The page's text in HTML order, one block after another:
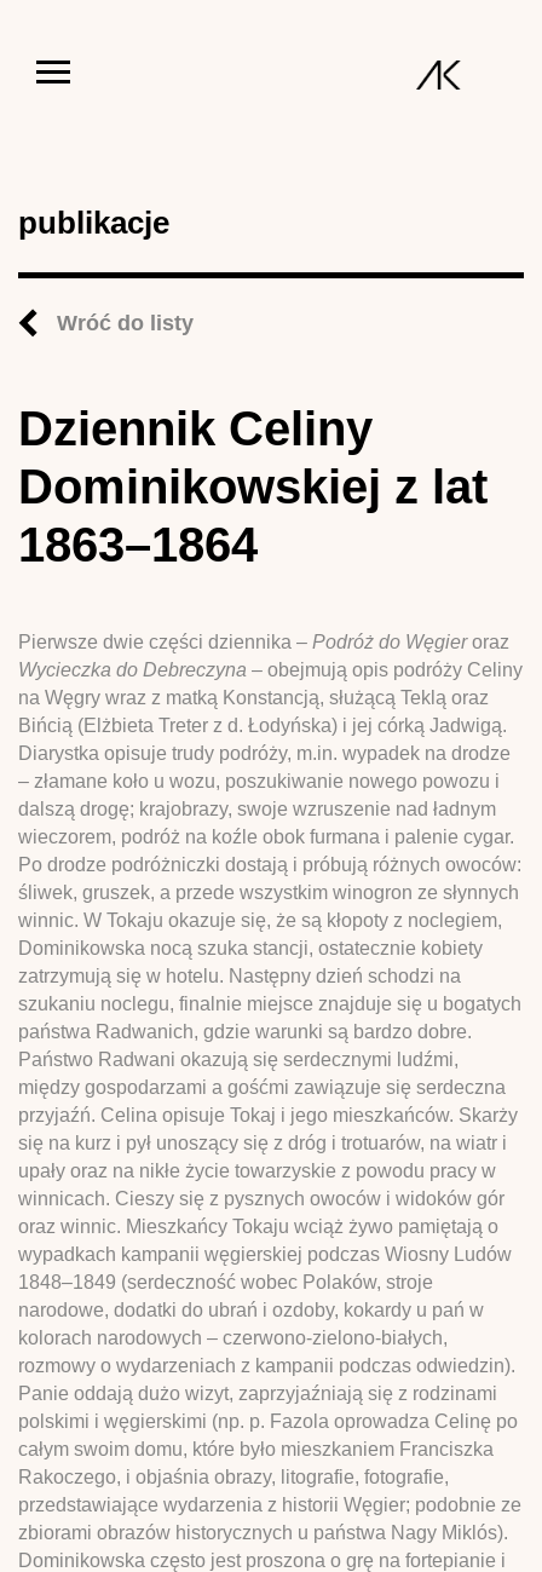
publikacje
Wróć do listy
Dziennik Celiny
Dominikowskiej z lat
1863–1864
Pierwsze dwie części dziennika – Podróż do Węgieroraz
Wycieczka do Debreczyna – obejmują opis podróży Celiny
na Węgry wraz z matką Konstancją, służącą Teklą oraz
Bińcią (Elżbieta Treter z d. Łodyńska) i jej córką Jadwigą.
Diarystka opisuje trudy podróży, m.in. wypadek na drodze
– złamane koło u wozu, poszukiwanie nowego powozu i
dalszą drogę; krajobrazy, swoje wzruszenie nad ładnym
wieczorem, podróż na koźle obok furmana i palenie cygar.
Po drodze podróżniczki dostają i próbują różnych owoców:
śliwek, gruszek, a przede wszystkim winogron ze słynnych
winnic. W Tokaju okazuje się, że są kłopoty z noclegiem,
Dominikowska nocą szuka stancji, ostatecznie kobiety
zatrzymują się w hotelu. Następny dzień schodzi na
szukaniu noclegu, finalnie miejsce znajduje się u bogatych
państwa Radwanich, gdzie warunki są bardzo dobre.
Państwo Radwani okazują się serdecznymi ludźmi,
między gospodarzami a gośćmi zawiązuje się serdeczna
przyjaźń. Celina opisuje Tokaj i jego mieszkańców. Skarży
się na kurz i pył unoszący się z dróg i trotuarów, na wiatr i
upały oraz na nikłe życie towarzyskie z powodu pracy w
winnicach. Cieszy się z pysznych owoców i widoków gór
oraz winnic. Mieszkańcy Tokaju wciąż żywo pamiętają o
wypadkach kampanii węgierskiej podczas Wiosny Ludów
1848–1849 (serdeczność wobec Polaków, stroje
narodowe, dodatki do ubrań i ozdoby, kokardy u pań w
kolorach narodowych – czerwono-zielono-białych,
rozmowy o wydarzeniach z kampanii podczas odwiedzin).
Panie oddają dużo wizyt, zaprzyjaźniają się z rodzinami
polskimi i węgierskimi (np. p. Fazola oprowadza Celinę po
całym swoim domu, które było mieszkaniem Franciszka
Rakoczego, i objaśnia obrazy, litografie, fotografie,
przedstawiające wydarzenia z historii Węgier; podobnie ze
zbiorami obrazów historycznych u państwa Nagy Miklós).
Dominikowska często jest proszona o grę na fortepianie i